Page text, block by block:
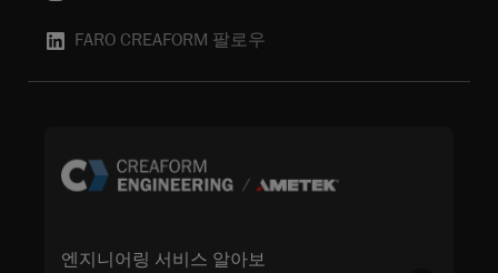
FARO CREAFORM 팔로우
엔지니어링 서비스 알아보